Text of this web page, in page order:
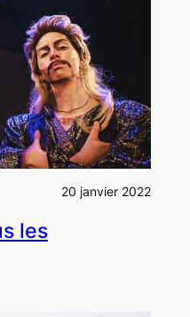
20 janvier 2022
les